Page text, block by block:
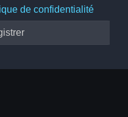
de confidentialité